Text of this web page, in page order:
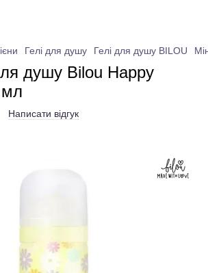
Гелі для душу Гелі для душу BILOU
душу Bilou Happy
Написати відгук